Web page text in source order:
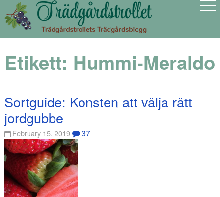
Etikett: Hummi-Meraldo
Sortguide: Konsten att välja rätt
jordgubbe
February 15, 2019 37